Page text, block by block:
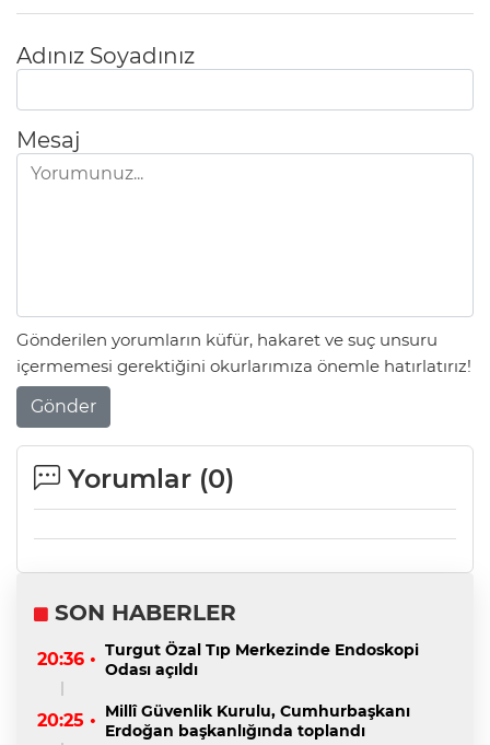
Adınız Soyadınız
Mesaj
Gönderilen yorumların küfür, hakaret ve suç unsuru
içermemesi gerektiğini okurlarımıza önemle hatırlatırız!
Gönder
Yorumlar (0)
SON HABERLER
20:36 • Turgut Özal Tıp Merkezinde Endoskopi
Odası açıldı
20:25 • Millî Güvenlik Kurulu, Cumhurbaşkanı
Erdoğan başkanlığında toplandı